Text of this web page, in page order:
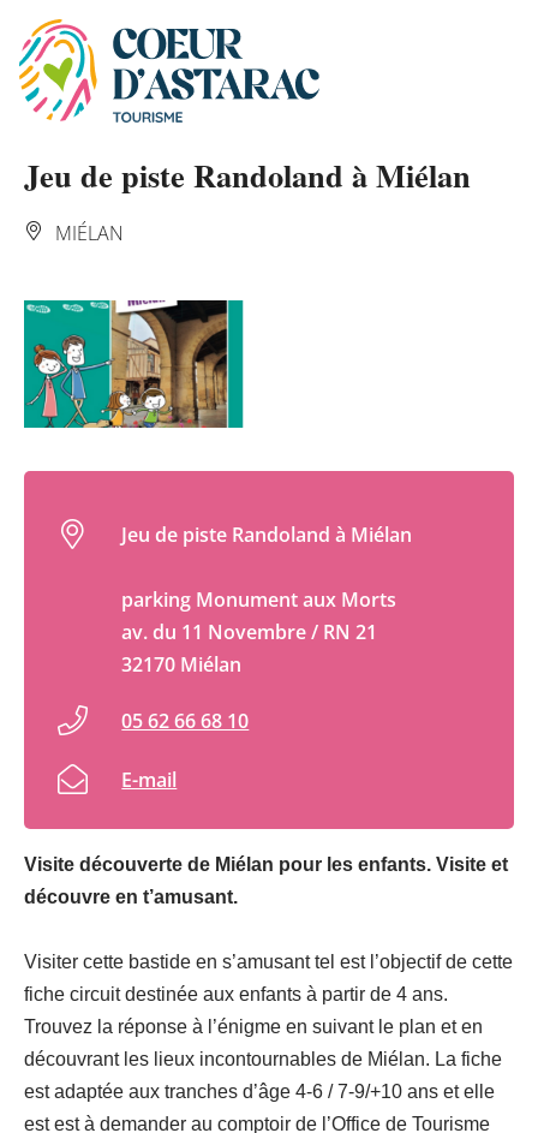
Panneau de gestion des cookies
Jeu de piste Randoland à Miélan
MIÉLAN
Visite découverte de Miélan pour les enfants. Visite et
découvre en t’amusant.
Visiter cette bastide en s’amusant tel est l’objectif de cette
fiche circuit destinée aux enfants à partir de 4 ans.
Trouvez la réponse à l’énigme en suivant le plan et en
découvrant les lieux incontournables de Miélan. La fiche
est adaptée aux tranches d’âge 4-6 / 7-9/+10 ans et elle
est est à demander au comptoir de l’Office de Tourisme
Jeu de piste Randoland à Miélan
parking Monument aux Morts
av. du 11 Novembre / RN 21
32170 Miélan
05 62 66 68 10
E-mail